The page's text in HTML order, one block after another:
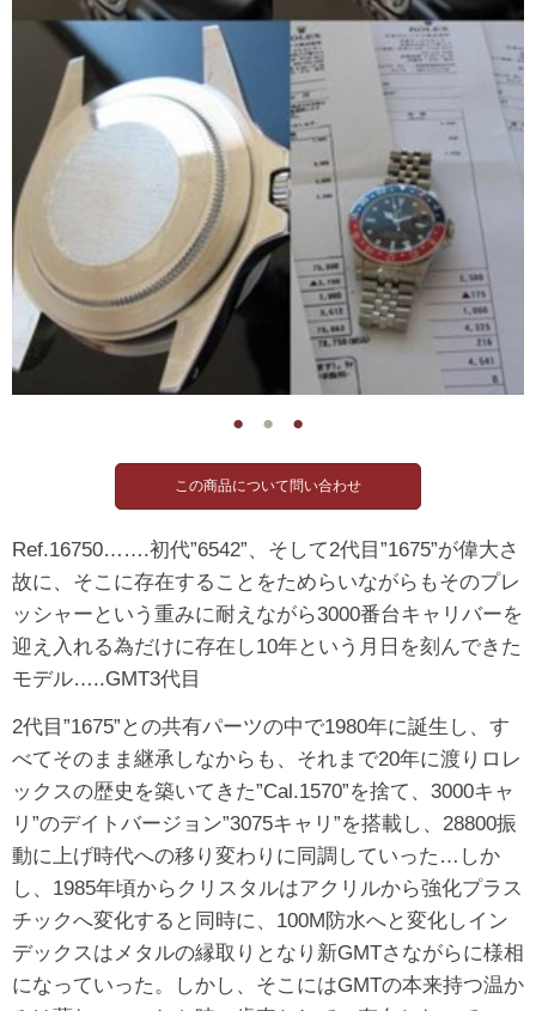
● ● ●
Ref.16750…….初代”6542”、そして2代目”1675”が偉大さ
故に、そこに存在することをためらいながらもそのプレ
ッシャーという重みに耐えながら3000番台キャリバーを
迎え入れる為だけに存在し10年という月日を刻んできた
モデル…..GMT3代目
2代目”1675”との共有パーツの中で1980年に誕生し、す
べてそのまま継承しなからも、それまで20年に渡りロレ
ックスの歴史を築いてきた”Cal.1570”を捨て、3000キャ
リ”のデイトバージョン”3075キャリ”を搭載し、28800振
動に上げ時代への移り変わりに同調していった…しか
し、1985年頃からクリスタルはアクリルから強化プラス
チックへ変化すると同時に、100M防水へと変化しイン
デックスはメタルの縁取りとなり新GMTさながらに様相
になっていった。しかし、そこにはGMTの本来持つ温か